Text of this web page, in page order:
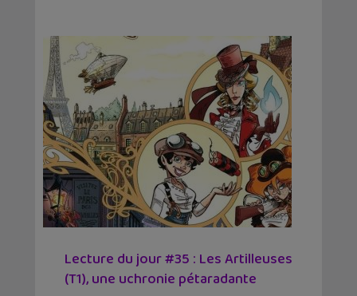
Lecture du jour #35 : Les Artilleuses
(T1), une uchronie pétaradante